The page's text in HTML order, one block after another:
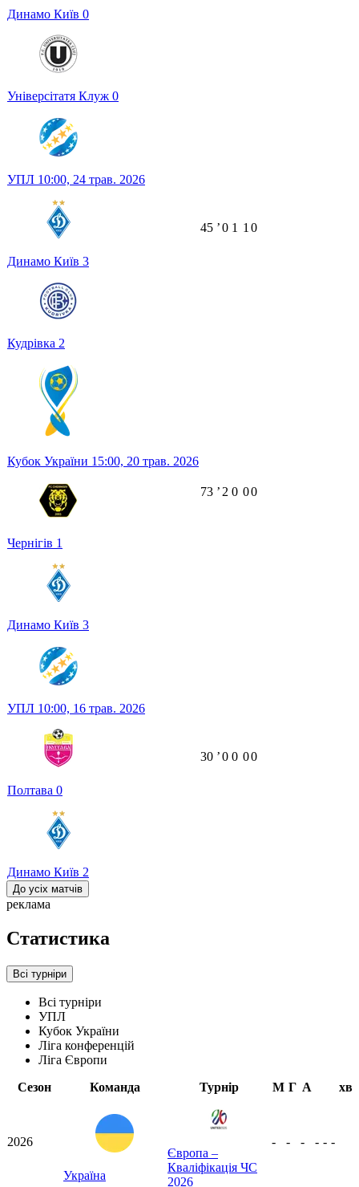
Динамо Київ 0
Універсітатя Клуж 0
УПЛ 10:00, 24 трав. 2026
Динамо Київ 3
Кудрівка 2
45 ʼ0 1 1 0
Кубок України 15:00, 20 трав. 2026
Чернігів 1
Динамо Київ 3
73 ʼ 2 0 00
УПЛ 10:00, 16 трав. 2026
Полтава 0
Динамо Київ 2
30 ʼ0 0 00
До усіх матчів
реклама
Статистика
Всі турніри
Всі турніри
УПЛ
Кубок України
Ліга конференцій
Ліга Європи
Сезон
Команда Турнір М Г А хв
2026
Україна
Європа –
Кваліфікація ЧС
2026
- - - - - -